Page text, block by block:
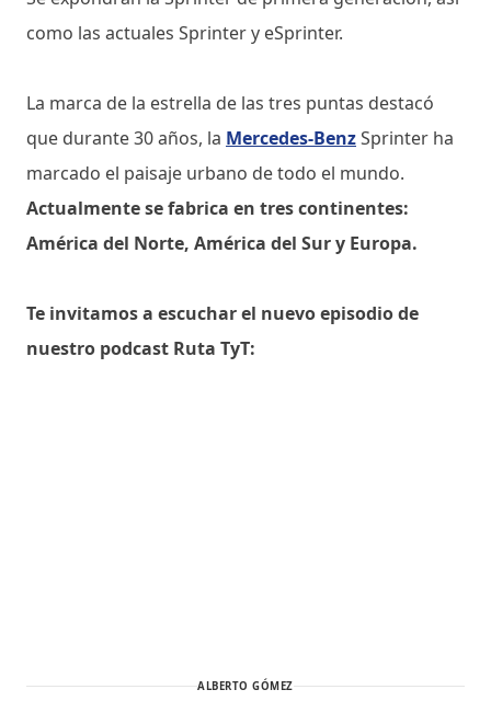
como las actuales Sprinter y eSprinter.
La marca de la estrella de las tres puntas destacó
que durante 30 años, la Mercedes-BenzSprinter ha
marcado el paisaje urbano de todo el mundo.
Actualmente se fabrica en tres continentes:
América del Norte, América del Sur y Europa.
Te invitamos a escuchar el nuevo episodio de
nuestro podcast Ruta TyT:
ALBERTO GÓMEZ